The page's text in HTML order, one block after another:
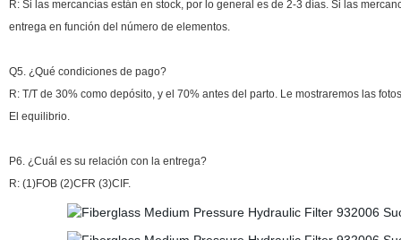
R: Si las mercancías están en stock, por lo general es de 2-3 días. Si las
entrega en función del número de elementos.
Q5. ¿Qué condiciones de pago?
R: T/T de 30% como depósito, y el 70% antes del parto. Le mostraremos las
El equilibrio.
P6. ¿Cuál es su relación con la entrega?
R: (1)FOB (2)CFR (3)CIF.